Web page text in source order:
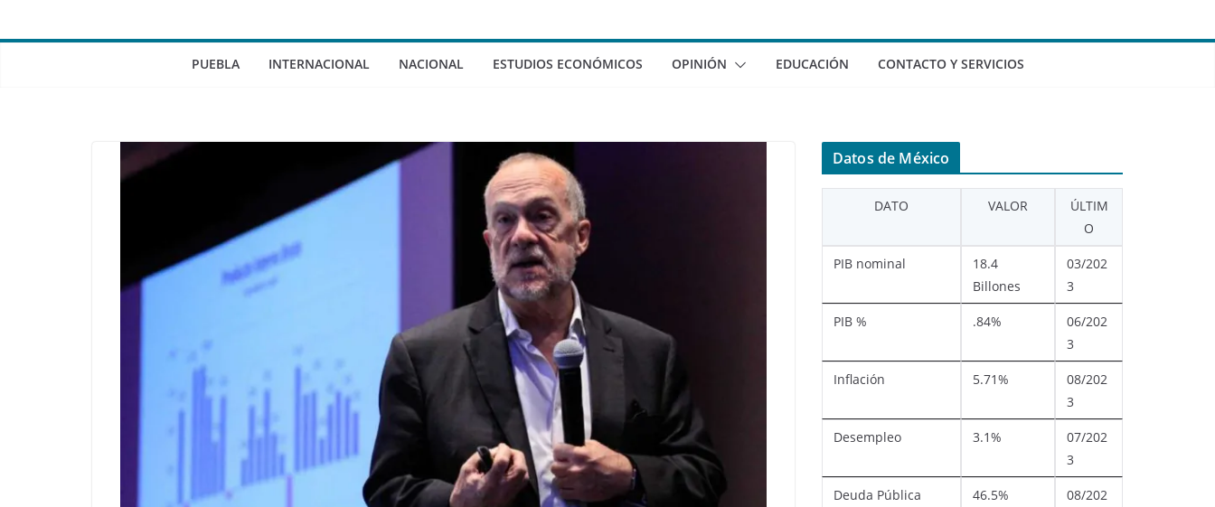
PUEBLA INTERNACIONAL NACIONAL ESTUDIOS ECONÓMICOS OPINIÓN EDUCACIÓN CONTACTO Y SERVICIOS
Datos de México
DATO VALOR
ÚLTIM
O
PIB nominal
18.4
Billones
03/202
3
PIB % .84%
06/202
3
Inflación 5.71%
08/202
3
Desempleo 3.1%
07/202
3
Deuda Pública
46.5%
08/202